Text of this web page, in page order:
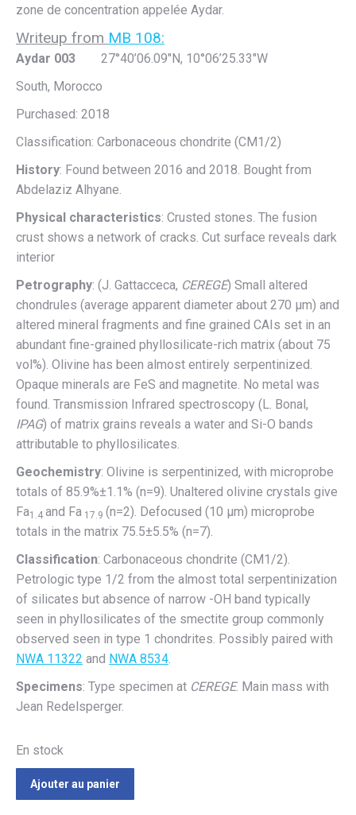
zone de concentration appelée Aydar.
Writeup from MB 108:
Aydar 003 27°40’06.09″N, 10°06’25.33″W
South, Morocco
Purchased: 2018
Classification: Carbonaceous chondrite (CM1/2)
History: Found between 2016 and 2018. Bought from
Abdelaziz Alhyane.
Physical characteristics: Crusted stones. The fusion
crust shows a network of cracks. Cut surface reveals dark
interior
Petrography: (J. Gattacceca, CEREGE) Small altered
chondrules (average apparent diameter about 270 µm) and
altered mineral fragments and fine grained CAIs set in an
abundant fine-grained phyllosilicate-rich matrix (about 75
vol%). Olivine has been almost entirely serpentinized.
Opaque minerals are FeS and magnetite. No metal was
found. Transmission Infrared spectroscopy (L. Bonal,
IPAG) of matrix grains reveals a water and Si-O bands
attributable to phyllosilicates.
Geochemistry: Olivine is serpentinized, with microprobe
totals of 85.9%±1.1% (n=9). Unaltered olivine crystals give
Fa1.4 and Fa 17.9 (n=2). Defocused (10 µm) microprobe
totals in the matrix 75.5±5.5% (n=7).
Classification: Carbonaceous chondrite (CM1/2).
Petrologic type 1/2 from the almost total serpentinization
of silicates but absence of narrow -OH band typically
seen in phyllosilicates of the smectite group commonly
observed seen in type 1 chondrites. Possibly paired with
NWA 11322 and NWA 8534.
Specimens: Type specimen at CEREGE. Main mass with
Jean Redelsperger.
En stock
Ajouter au panier